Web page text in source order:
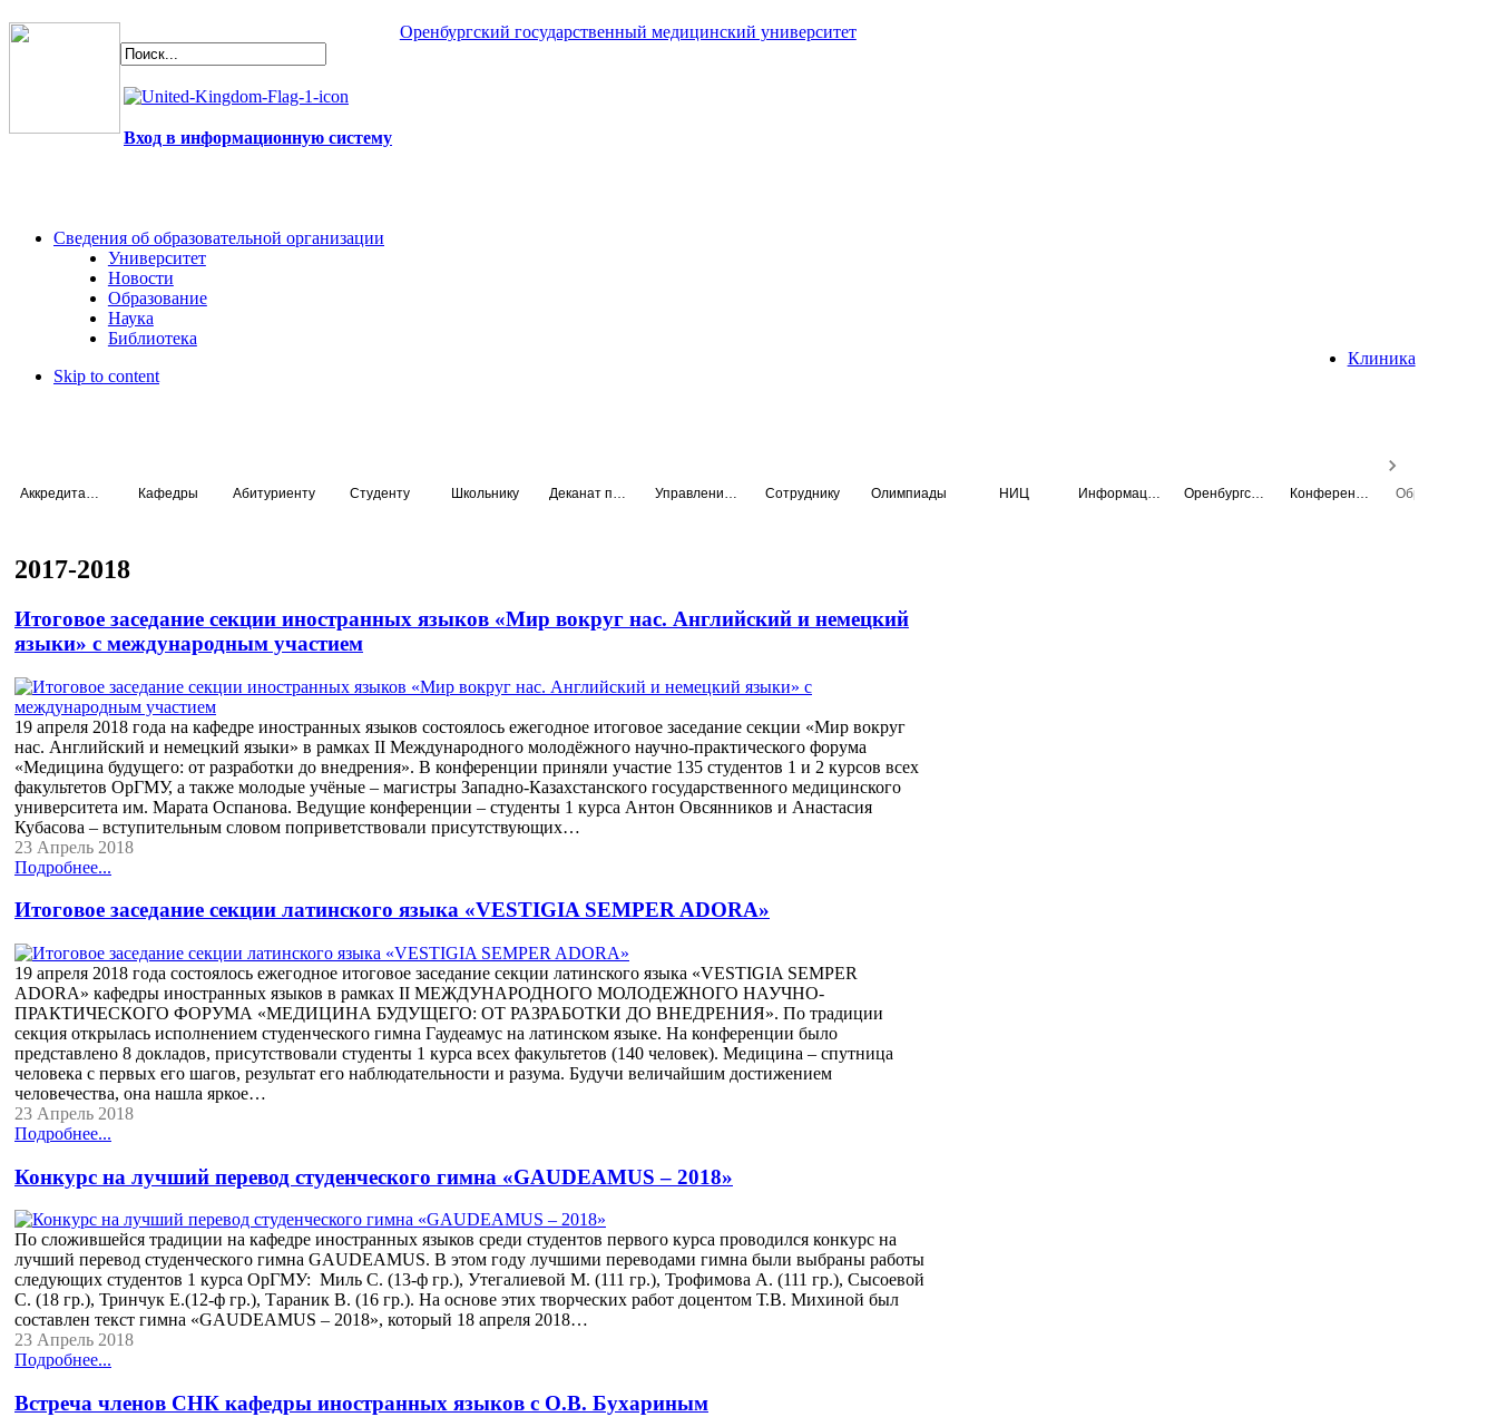
Оренбургский государственный медицинский университет
Вход в информационную систему
Сведения об образовательной организации
Университет
Новости
Образование
Наука
Библиотека
Клиника
Skip to content
Кафедры Абитуриенту Студенту Школьнику Сотруднику Олимпиады НИЦ
2017-2018
Итоговое заседание секции иностранных языков «Мир вокруг нас. Английский и немецкий
языки» с международным участием
19 апреля 2018 года на кафедре иностранных языков состоялось ежегодное итоговое заседание секции «Мир вокруг
нас. Английский и немецкий языки» в рамках II Международного молодёжного научно-практического форума
«Медицина будущего: от разработки до внедрения». В конференции приняли участие 135 студентов 1 и 2 курсов всех
факультетов ОрГМУ, а также молодые учёные – магистры Западно-Казахстанского государственного медицинского
университета им. Марата Оспанова. Ведущие конференции – студенты 1 курса Антон Овсянников и Анастасия
Кубасова – вступительным словом поприветствовали присутствующих…
23 Апрель 2018
Подробнее...
Итоговое заседание секции латинского языка «VESTIGIA SEMPER ADORA»
19 апреля 2018 года состоялось ежегодное итоговое заседание секции латинского языка «VESTIGIA SEMPER
ADORA» кафедры иностранных языков в рамках II МЕЖДУНАРОДНОГО МОЛОДЕЖНОГО НАУЧНО-
ПРАКТИЧЕСКОГО ФОРУМА «МЕДИЦИНА БУДУЩЕГО: ОТ РАЗРАБОТКИ ДО ВНЕДРЕНИЯ». По традиции
секция открылась исполнением студенческого гимна Гаудеамус на латинском языке. На конференции было
представлено 8 докладов, присутствовали студенты 1 курса всех факультетов (140 человек). Медицина – спутница
человека с первых его шагов, результат его наблюдательности и разума. Будучи величайшим достижением
человечества, она нашла яркое…
23 Апрель 2018
Подробнее...
Конкурс на лучший перевод студенческого гимна «GAUDEAMUS – 2018»
По сложившейся традиции на кафедре иностранных языков среди студентов первого курса проводился конкурс на
лучший перевод студенческого гимна GAUDEAMUS. В этом году лучшими переводами гимна были выбраны работы
следующих студентов 1 курса ОрГМУ: Миль С. (13-ф гр.), Утегалиевой М. (111 гр.), Трофимова А. (111 гр.), Сысоевой
С. (18 гр.), Тринчук Е.(12-ф гр.), Тараник В. (16 гр.). На основе этих творческих работ доцентом Т.В. Михиной был
составлен текст гимна «GAUDEAMUS – 2018», который 18 апреля 2018…
23 Апрель 2018
Подробнее...
Встреча членов СНК кафедры иностранных языков с О.В. Бухариным